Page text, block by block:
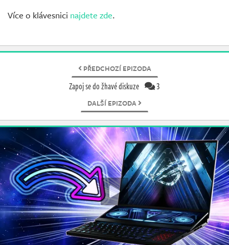
Více o klávesnici najdete zde.
PŘEDCHOZÍ EPIZODA
Zapoj se do žhavé diskuze 3
DALŠÍ EPIZODA